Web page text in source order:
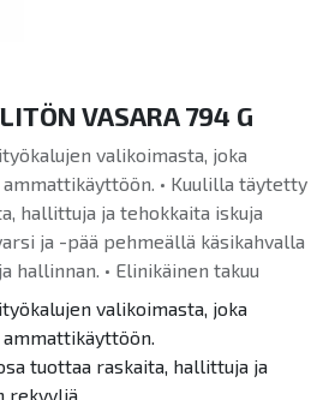
VASARA 794 G
valikoimasta, joka
• Kuulilla täytetty
hallittuja ja tehokkaita iskuja
ja -pää pehmeällä käsikahvalla
hallinnan. • Elinikäinen takuu
valikoimasta, joka
tuottaa raskaita, hallittuja ja
rekyyliä.